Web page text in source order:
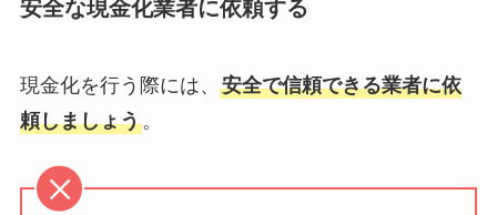
安全な現金化業者に依頼する
現金化を行う際には、 安全で信頼できる業者に依
頼しましょう。